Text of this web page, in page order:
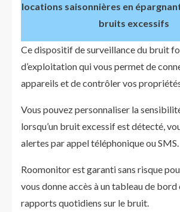
locations saisonnières en
bruits excessifs
Ce dispositif de surveillance du bruit
d’exploitation qui vous permet de
appareils et de contrôler vos
Vous pouvez personnaliser la
lorsqu’un bruit excessif est détecté,
alertes par appel téléphonique ou SMS.
Roomonitor est garanti sans risque
vous donne accès à un tableau de bord
rapports quotidiens sur le bruit.